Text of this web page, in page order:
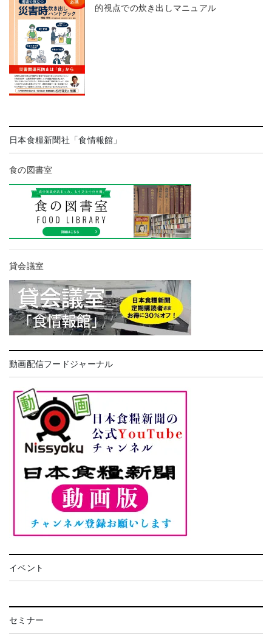
的視点での炊き出しマニュアル
日本食糧新聞社「食情報館」
食の図書室
貸会議室
動画配信フードジャーナル
イベント
セミナー